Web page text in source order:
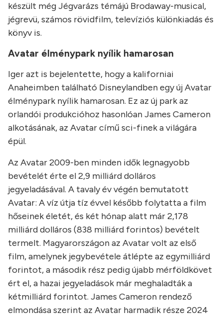
készült még Jégvarázs témájú Brodaway-musical,
jégrevü, számos rövidfilm, televíziós különkiadás és
könyv is.
Avatar élménypark nyílik hamarosan
Iger azt is bejelentette, hogy a kaliforniai
Anaheimben található Disneylandben egy új Avatar
élménypark nyílik hamarosan. Ez az új park az
orlandói produkcióhoz hasonlóan James Cameron
alkotásának, az Avatar című sci-finek a világára
épül.
Az Avatar 2009-ben minden idők legnagyobb
bevételét érte el 2,9 milliárd dolláros
jegyeladásával. A tavaly év végén bemutatott
Avatar: A víz útja tíz évvel később folytatta a film
hőseinek életét, és két hónap alatt már 2,178
milliárd dolláros (838 milliárd forintos) bevételt
termelt. Magyarországon az Avatar volt az első
film, amelynek jegybevétele átlépte az egymilliárd
forintot, a második rész pedig újabb mérföldkövet
ért el, a hazai jegyeladások már meghaladták a
kétmilliárd forintot. James Cameron rendező
elmondása szerint az Avatar harmadik része 2024